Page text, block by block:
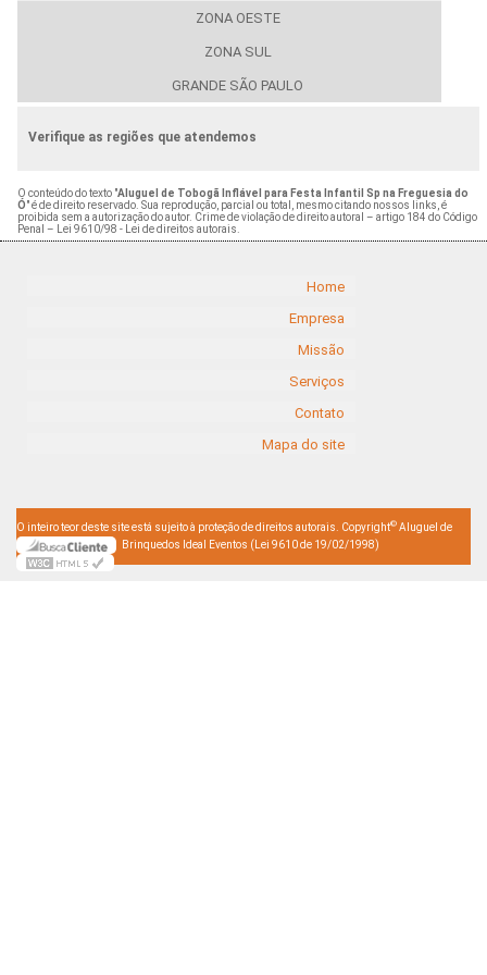
ZONA OESTE
ZONA SUL
GRANDE SÃO PAULO
Verifique as regiões que atendemos
O conteúdo do texto "Aluguel de Tobogã Inflável para Festa Infantil Sp na Freguesia do
Ó" é de direito reservado. Sua reprodução, parcial ou total, mesmo citando nossos links, é
proibida sem a autorização do autor. Crime de violação de direito autoral – artigo 184 do Código
Penal – Lei 9610/98 - Lei de direitos autorais.
Home
Empresa
Missão
Serviços
Contato
Mapa do site
O inteiro teor deste site está sujeito à proteção de direitos autorais. Copyright© Aluguel de
Brinquedos Ideal Eventos (Lei 9610 de 19/02/1998)